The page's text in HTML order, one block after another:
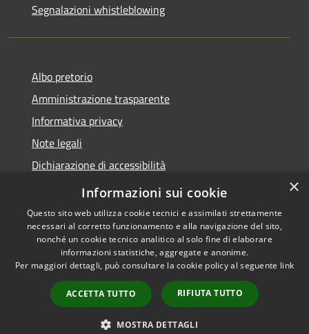
Segnalazioni whistleblowing
Albo pretorio
Amministrazione trasparente
Informativa privacy
Note legali
Dichiarazione di accessibilità
Meccanismo di Feedback
Accessibilità
Copyright © 2026 • Comune di
Chieri • Powered by
Municipium•
Accesso
redazione
×
Informazioni sui cookie
Questo sito web utilizza cookie tecnici e assimilati strettamente
necessari al corretto funzionamento e alla navigazione del sito,
nonché un cookie tecnico analitico al solo fine di elaborare
informazioni statistiche, aggregate e anonime.
Per maggiori dettagli, può consultare la cookie policy al seguente link
ACCETTA TUTTO RIFIUTA TUTTO
MOSTRA DETTAGLI